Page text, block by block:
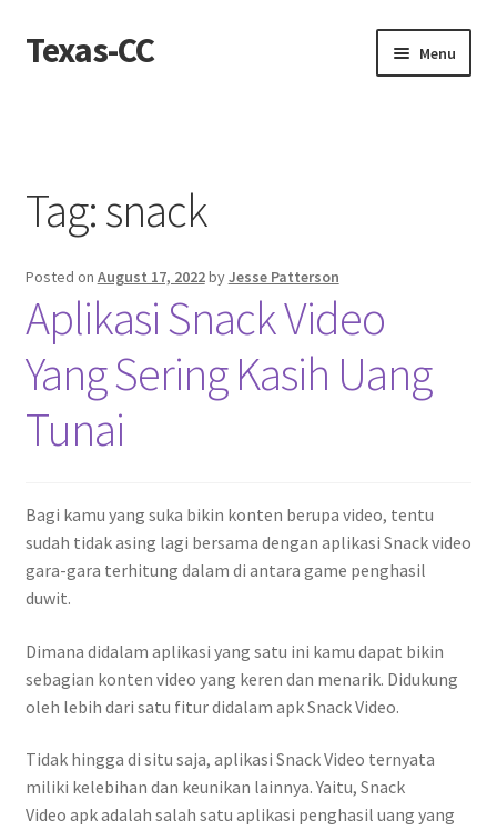
Skip
to
Skip
to
Texas-CC Menu
Contact Us
Contact us
Privacy Policy
Tag:snack
Posted on August 17, 2022byJesse Patterson
Aplikasi Snack Video
Yang Sering Kasih Uang
Tunai
Bagi kamu yang suka bikin konten berupa video, tentu
sudah tidak asing lagi bersama dengan aplikasi Snack video
gara-gara terhitung dalam di antara game penghasil
duwit.
Dimana didalam aplikasi yang satu ini kamu dapat bikin
sebagian konten video yang keren dan menarik. Didukung
oleh lebih dari satu fitur didalam apk Snack Video.
Tidak hingga di situ saja, aplikasi Snack Video ternyata
miliki kelebihan dan keunikan lainnya. Yaitu, Snack
Video apk adalah salah satu aplikasi penghasil uang yang